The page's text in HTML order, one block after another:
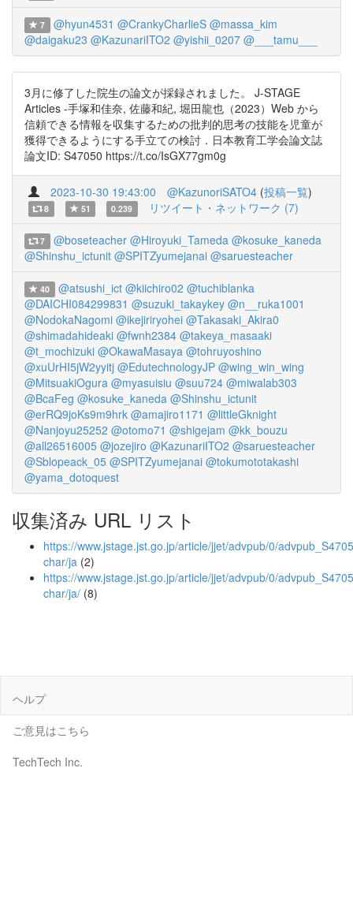
7 @hyun4531 @CrankyCharlieS @massa_kim
@daigaku23 @KazunariITO2 @yishii_0207 @___tamu___
3月に修了した院生の論文が採録されました。 J-STAGE
Articles -手塚和佳奈, 佐藤和紀, 堀田龍也（2023）Web から
信頼できる情報を収集するための批判的思考の技能を児童が
獲得できるようにする手立ての検討．日本教育工学会論文誌
論文ID: S47050 https://t.co/IsGX77gm0g
2023-10-30 19:43:00 @KazunoriSATO4 (投稿一覧)
8 51 0.239 リツイート・ネットワーク (7)
7 @boseteacher @Hiroyuki_Tameda @kosuke_kaneda
@Shinshu_ictunit @SPITZyumejanai @saruesteacher
40 @atsushi_ict @kiichiro02 @tuchiblanka
@DAICHI084299831 @suzuki_takaykey @n__ruka1001
@NodokaNagomi @ikejiriryohei @Takasaki_Akira0
@shimadahideaki @fwnh2384 @takeya_masaaki
@t_mochizuki @OkawaMasaya @tohruyoshino
@xuUrHI5jW2yyitj @EdutechnologyJP @wing_win_wing
@MitsuakiOgura @myasuisiu @suu724 @miwalab303
@BcaFeg @kosuke_kaneda @Shinshu_ictunit
@erRQ9joKs9m9hrk @amajiro1171 @littleGknight
@Nanjoyu25252 @otomo71 @shigejam @kk_bouzu
@all26516005 @jozejiro @KazunariITO2 @saruesteacher
@Sblopeack_05 @SPITZyumejanai @tokumototakashi
@yama_dotoquest
収集済み URL リスト
https://www.jstage.jst.go.jp/article/jjet/advpub/0/
char/ja (2)
https://www.jstage.jst.go.jp/article/jjet/advpub/0/
char/ja/ (8)
ヘルプ
ご意見はこちら
TechTech Inc.